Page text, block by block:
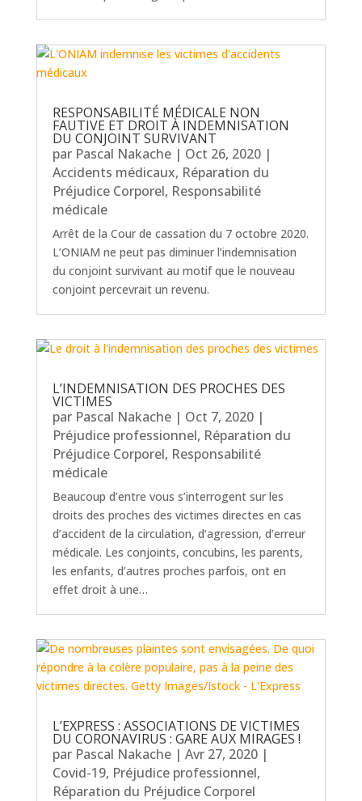
RESPONSABILITÉ MÉDICALE NON
FAUTIVE ET DROIT À INDEMNISATION
DU CONJOINT SURVIVANT
par Pascal Nakache| Oct 26, 2020|
Accidents médicaux, Réparation du
Préjudice Corporel, Responsabilité
médicale
Arrêt de la Cour de cassation du 7 octobre 2020.
L’ONIAM ne peut pas diminuer l’indemnisation
du conjoint survivant au motif que le nouveau
conjoint percevrait un revenu.
L’INDEMNISATION DES PROCHES DES
VICTIMES
par Pascal Nakache| Oct 7, 2020|
Préjudice professionnel, Réparation du
Préjudice Corporel, Responsabilité
médicale
Beaucoup d’entre vous s’interrogent sur les
droits des proches des victimes directes en cas
d’accident de la circulation, d’agression, d’erreur
médicale. Les conjoints, concubins, les parents,
les enfants, d’autres proches parfois, ont en
effet droit à une…
L’EXPRESS : ASSOCIATIONS DE VICTIMES
DU CORONAVIRUS : GARE AUX MIRAGES !
par Pascal Nakache| Avr 27, 2020|
Covid-19, Préjudice professionnel,
Réparation du Préjudice Corporel